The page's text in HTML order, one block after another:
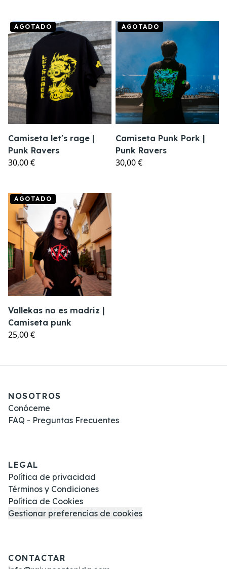
AGOTADO
Camiseta let's rage |
Punk Ravers
30,00 €
AGOTADO
Camiseta Punk Pork |
Punk Ravers
30,00 €
AGOTADO
Vallekas no es madriz |
Camiseta punk
25,00 €
NOSOTROS
Conóceme
FAQ - Preguntas Frecuentes
LEGAL
Política de privacidad
Términos y Condiciones
Política de Cookies
Gestionar preferencias de cookies
CONTACTAR